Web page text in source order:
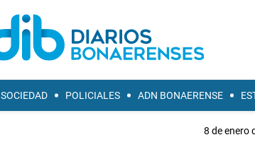
SOCIEDAD POLICIALES ADN BONAERENSE
8 de enero